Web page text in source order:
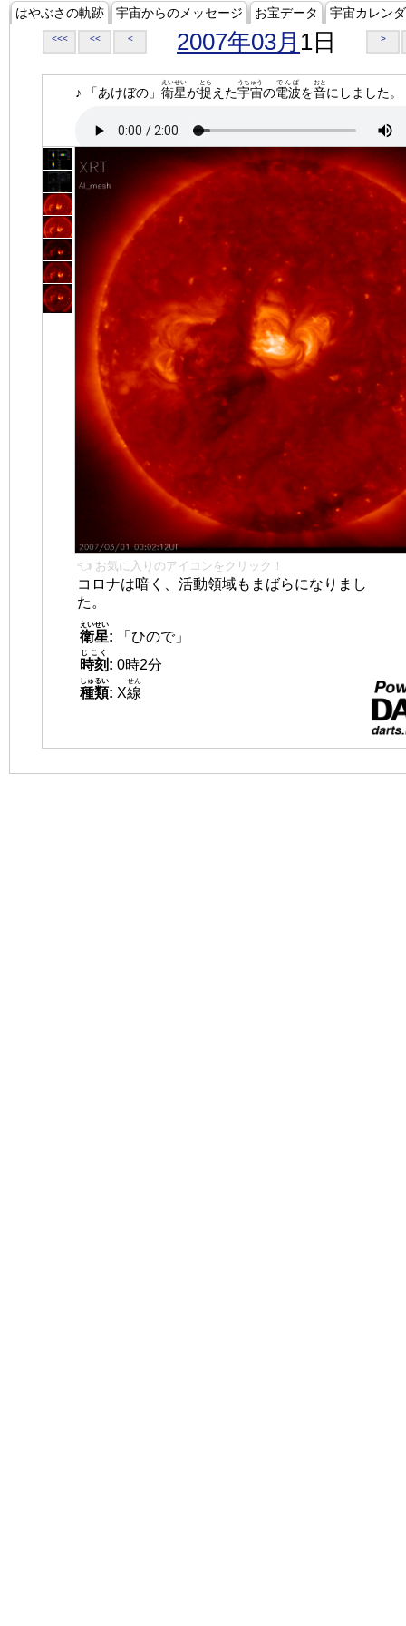
はやぶさの軌跡 宇宙からのメッセージ お宝データ 宇宙カレン
<<< << < 2007年03月 1日 >
♪ 「あけぼの」 衛星
えいせい
が捉
とら
えた宇宙
うちゅう
の電波
でんぱ
を音
おと
にしました。
👈 お気に入りのアイコンをクリック！
コロナは暗く、活動領域もまばらになりまし
た。
衛星
えいせい
:
「ひので」
時刻
じこく
: 0時2分
種類
しゅるい
: X線
せん